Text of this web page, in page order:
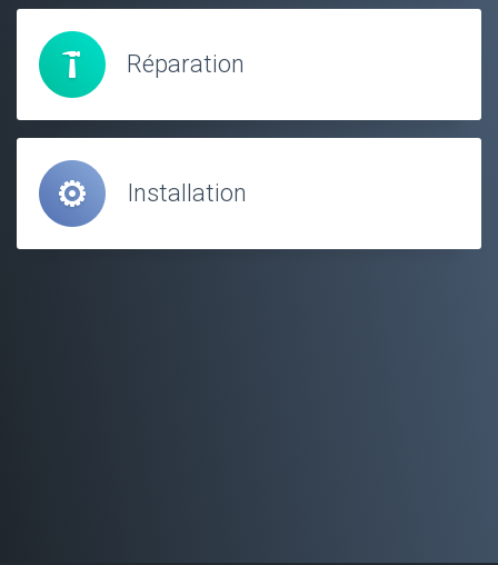
Réparation
Installation